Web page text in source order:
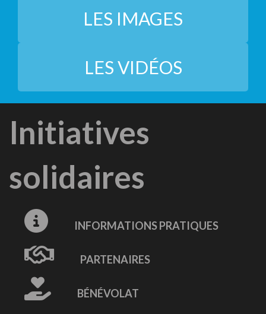
LES IMAGES
LES VIDÉOS
Initiatives
solidaires
INFORMATIONS PRATIQUES
PARTENAIRES
BÉNÉVOLAT